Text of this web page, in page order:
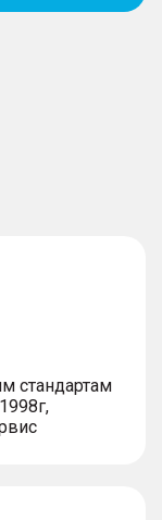
стандартам